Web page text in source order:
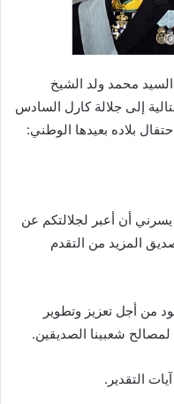
محمد ولد الشيخ
إلى جلالة كارل السادس
بلاده بعيدها الوطني:
يسرني أن أعبر لجلالتكم عن
المزيد من التقدم
من أجل تعزيز وتطوير
لمصالح شعبينا الصديقين.
التقدير.